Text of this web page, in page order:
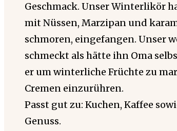
Geschmack. Unser Winterlikör
mit Nüssen, Marzipan und
schmoren, eingefangen. Unser
schmeckt als hätte ihn Oma
er um winterliche Früchte zu
Cremen einzurühren.
Passt gut zu: Kuchen, Kaffee
Genuss.